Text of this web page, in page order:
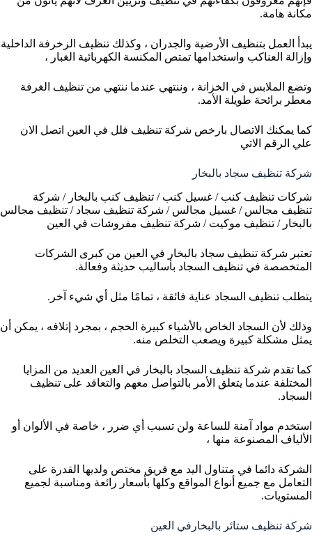
مكانة هامة.
يبدأ العمل بتنظيف الأرضية والجدران ، وكذلك تنظيف الزخرفة الداخلية
وإزالة العناكب واستخدامها تمتص المكنسة الكهربائية الغبار ،
وتضع الملابس في الخزانة ، وننتهي عندما ننتهي من تنظيف الغرفة
معطر برائحة طويلة الأمد.
كما يمكنك الاتصال بارخص شركة تنظيف فلل في العين اتصل الان
علي الرقم الاتي
شركة تنظيف سجاد بالبخار
شركات تنظيف كنب / غسيل كنب / تنظيف كنب بالبخار / شركة
تنظيف مجالس / غسيل مجالس / شركة تنظيف سجاد / تنظيف مجالس
بالبخار / تنظيف موكيت / شركة تنظيف مفروشات في العين
تعتبر شركة تنظيف سجاد بالبخار في العين من كبرى الشركات
المتخصصة في تنظيف السجاد بأساليب حديثة وفعالة.
يتطلب تنظيف السجاد عناية فائقة ، تمامًا مثل أي شيء آخر.
وذلك لأن السجاد الخاص بالأشياء كبيرة الحجم ، بمجرد إتلافه ، يمكن أن
يمثل مشكلة كبيرة ويصعب التخلص منه.
كما تقدم شركة تنظيف السجاد بالبخار في العين العديد من المزايا
المختلفة عندما يتعلق الأمر بالتواصل معهم والتعاقد على تنظيف
السجاد.
استخدم مواد آمنة للساعة ولن تسبب أي ضرر ، خاصة في الألوان أو
الألياف المصنوعة منها ،
الشركة دائما في متناول اليد مع فريق مختص ولديها القدرة على
التعامل مع جميع أنواع المواقع وكلها بأسعار رائعة ومناسبة لجميع
المستويات.
شركة تنظيف ستائر بالبخارفي العين